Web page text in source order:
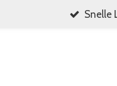
Snelle